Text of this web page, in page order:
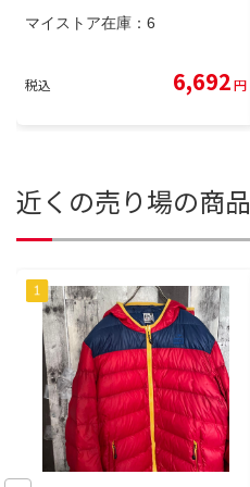
マイストア在庫： 6
税込 6,692円
近くの売り場の商品